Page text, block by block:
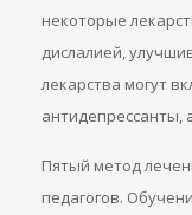
некоторые
дислалией,
лекарства могут
антидепрессанты,
Пятый метод
педагогов.